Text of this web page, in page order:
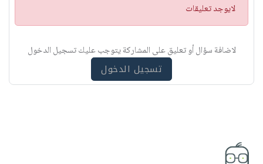
ت
ن
ي
لايوجد تعليقات
لاضافة سؤال أو تعليق على المشاركة يتوجب عليك تسجيل الدخول
تسجيل الدخول